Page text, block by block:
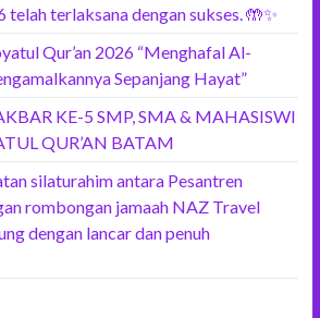
telah terlaksana dengan sukses. 🤲✨
Qur’an 2026 “Menghafal Al-
Sepanjang Hayat”
KE-5 SMP, SMA & MAHASISWI
QUR’AN BATAM
silaturahim antara Pesantren
rombongan jamaah NAZ Travel
dengan lancar dan penuh